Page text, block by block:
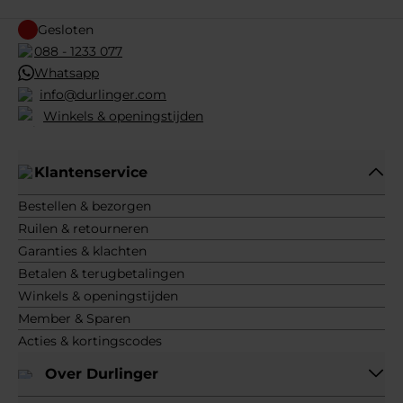
Gesloten
088 - 1233 077
Whatsapp
info@durlinger.com
Winkels & openingstijden
Klantenservice
Bestellen & bezorgen
Ruilen & retourneren
Garanties & klachten
Betalen & terugbetalingen
Winkels & openingstijden
Member & Sparen
Acties & kortingscodes
Over Durlinger